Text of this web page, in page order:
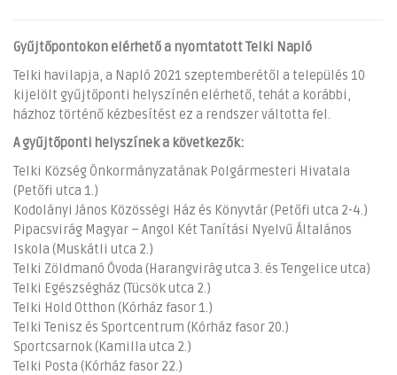
Gyűjtőpontokon elérhető a nyomtatott Telki Napló
Telki havilapja, a Napló 2021 szeptemberétől a település 10
kijelölt gyűjtőponti helyszínén elérhető, tehát a korábbi,
házhoz történő kézbesítést ez a rendszer váltotta fel.
A gyűjtőponti helyszínek a következők:
Telki Község Önkormányzatának Polgármesteri Hivatala
(Petőfi utca 1.)
Kodolányi János Közösségi Ház és Könyvtár (Petőfi utca 2-4.)
Pipacsvirág Magyar – Angol Két Tanítási Nyelvű Általános
Iskola (Muskátli utca 2.)
Telki Zöldmanó Óvoda (Harangvirág utca 3. és Tengelice utca)
Telki Egészségház (Tücsök utca 2.)
Telki Hold Otthon (Kórház fasor 1.)
Telki Tenisz és Sportcentrum (Kórház fasor 20.)
Sportcsarnok (Kamilla utca 2.)
Telki Posta (Kórház fasor 22.)